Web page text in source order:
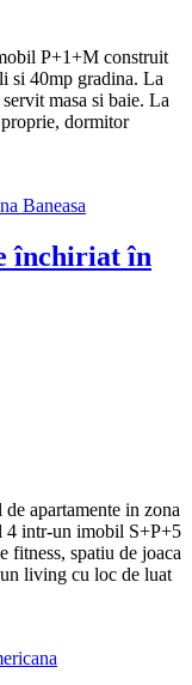
P+1+M construit
si 40mp gradina. La
masa si baie. La
dormitor
închiriat în
apartamente in zona
4 intr-un imobil S+P+5
fitness, spatiu de joaca
living cu loc de luat